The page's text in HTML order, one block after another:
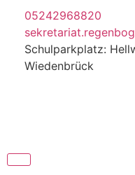
05242968820
Schulparkplatz:
Wiedenbrück